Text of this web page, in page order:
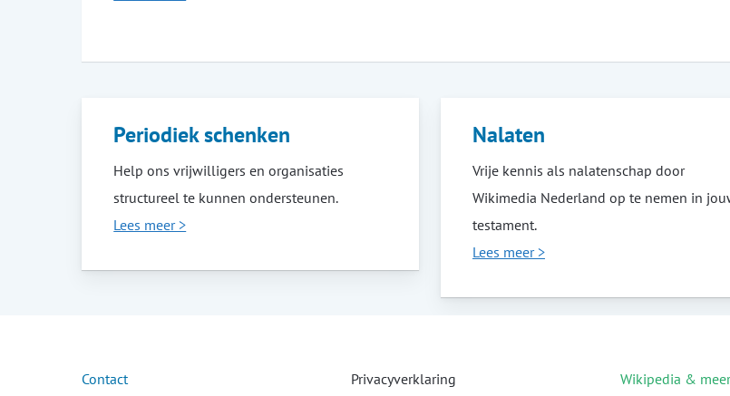
Periodiek schenken
Help ons vrijwilligers en organisaties
structureel te kunnen ondersteunen.
Lees meer >
Nalaten
Vrije kennis als nalatenschap door
Wikimedia Nederland op te nemen in
testament.
Lees meer >
Contact
Privacyverklaring
Wikipedia & meer